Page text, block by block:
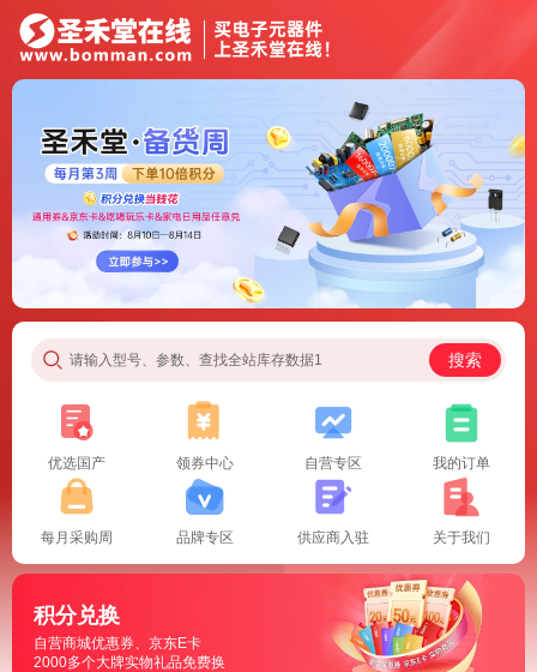
请输入型号、参数、查找全站库存数据1 搜索
优选国产 领券中心 自营专区 我的订单
每月采购周 品牌专区 供应商入驻 关于我们
积分兑换
自营商城优惠券、京东E卡
2000多个大牌实物礼品免费换